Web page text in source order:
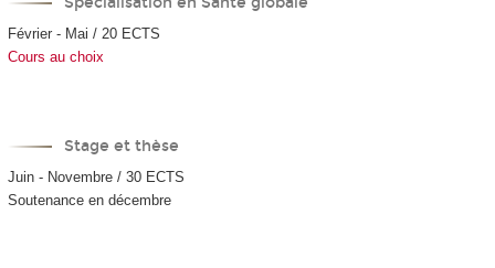
Février - Mai / 20 ECTS
Cours au choix
Stage et thèse
Juin - Novembre / 30 ECTS
Soutenance en décembre